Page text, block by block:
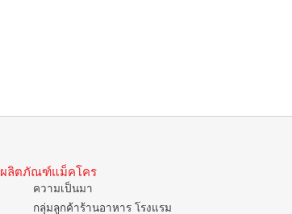
ผลิตภัณฑ์แม็คโคร
ความเป็นมา
กลุ่มลูกค้าร้านอาหาร โรงแรม